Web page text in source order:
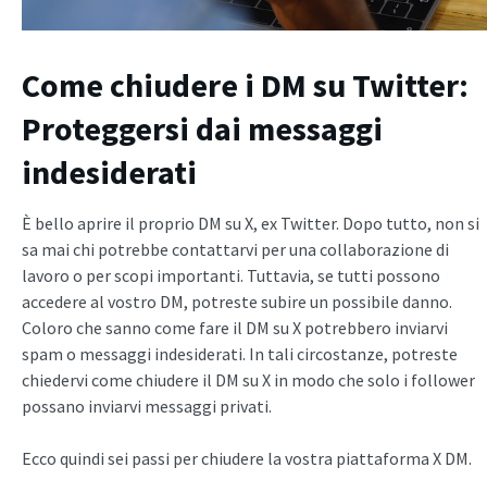
Come chiudere i DM su Twitter:
Proteggersi dai messaggi
indesiderati
È bello aprire il proprio DM su X, ex Twitter. Dopo tutto, non si
sa mai chi potrebbe contattarvi per una collaborazione di
lavoro o per scopi importanti. Tuttavia, se tutti possono
accedere al vostro DM, potreste subire un possibile danno.
Coloro che sanno come fare il DM su X potrebbero inviarvi
spam o messaggi indesiderati. In tali circostanze, potreste
chiedervi come chiudere il DM su X in modo che solo i follower
possano inviarvi messaggi privati.
Ecco quindi sei passi per chiudere la vostra piattaforma X DM.